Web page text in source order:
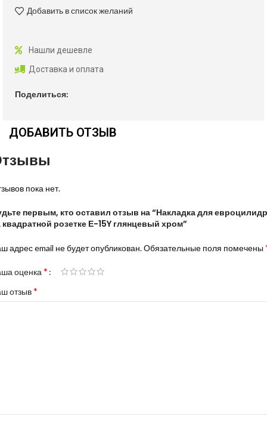
Добавить в список желаний
Нашли дешевле
Доставка и оплата
Поделиться:
ДОБАВИТЬ ОТЗЫВ
пока нет.
первым, кто оставил отзыв на “Накладка для
квадратной розетке Е-15Y глянцевый хром”
адрес email не будет опубликован.Обязательные поля помечены
оценка *
отзыв*